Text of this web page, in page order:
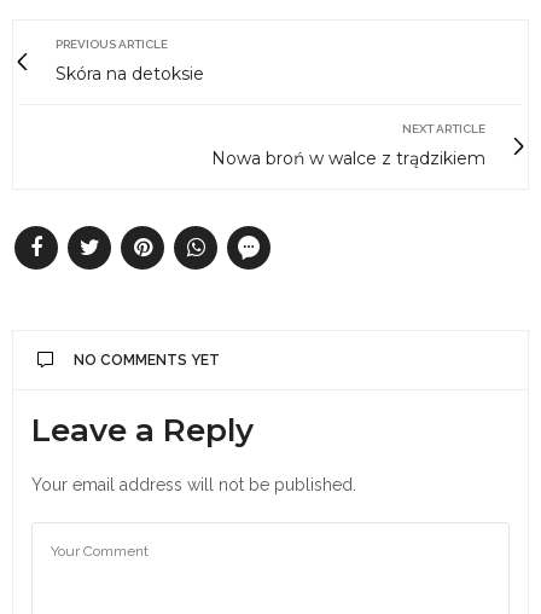
PREVIOUS ARTICLE
Skóra na detoksie
NEXT ARTICLE
Nowa broń w walce z trądzikiem
NO COMMENTS YET
Leave a Reply
Your email address will not be published.